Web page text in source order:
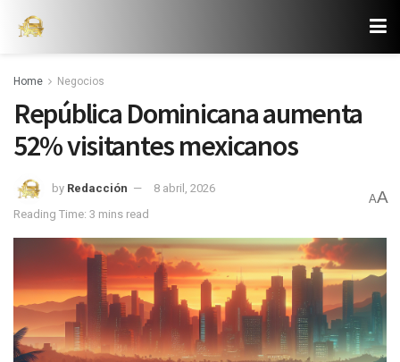
Home Negocios
República Dominicana aumenta
52% visitantes mexicanos
by Redacción
8 abril, 2026
Reading Time: 3 mins read
AA